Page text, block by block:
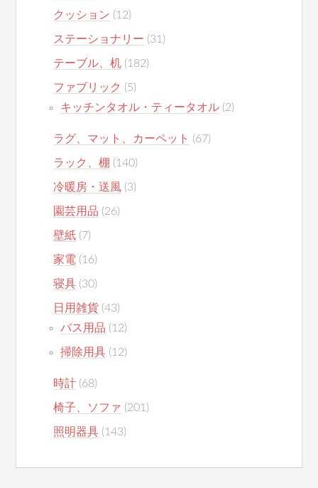
クッション (12)
ステーショナリー (31)
テーブル、机 (182)
ファブリック (5)
キッチンタオル・ティータオル (2)
ラグ、マット、カーペット (67)
ラック、棚 (140)
冷暖房・送風 (3)
園芸用品 (26)
壁紙 (7)
家電 (16)
寝具 (30)
日用雑貨 (43)
バス用品 (12)
掃除用具 (12)
時計 (68)
椅子、ソファ (201)
照明器具 (143)